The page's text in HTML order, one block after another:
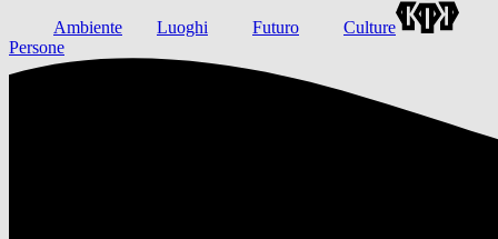
Ambiente Luoghi Futuro
Culture
Persone